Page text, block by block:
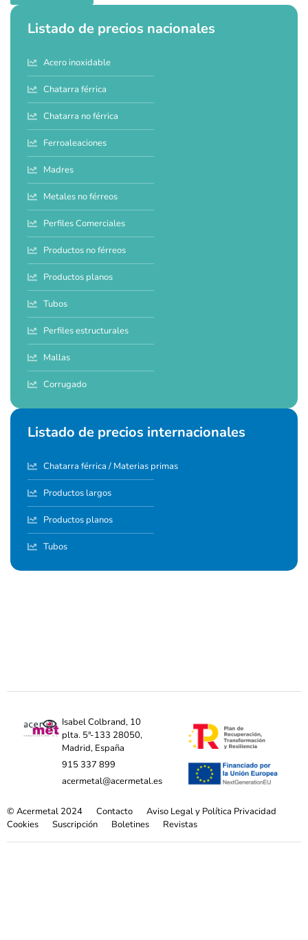
Listado de precios nacionales
Acero inoxidable
Chatarra férrica
Chatarra no férrica
Ferroaleaciones
Madres
Metales no férreos
Perfiles Comerciales
Productos no férreos
Productos planos
Tubos
Perfiles estructurales
Mallas
Corrugado
Listado de precios internacionales
Chatarra férrica / Materias primas
Productos largos
Productos planos
Tubos
Isabel Colbrand, 10
plta. 5ª-133 28050,
Madrid, España
915 337 899
acermetal@acermetal.es
© Acermetal 2024 Contacto
Aviso Legal y Política Privacidad
Cookies
Suscripción Boletines Revistas